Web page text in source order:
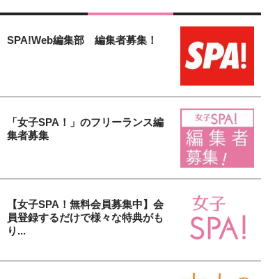
SPA!Web編集部 編集者募集！
「女子SPA！」のフリーランス編
集者募集
【女子SPA！無料会員募集中】会
員登録するだけで様々な特典がも
り...